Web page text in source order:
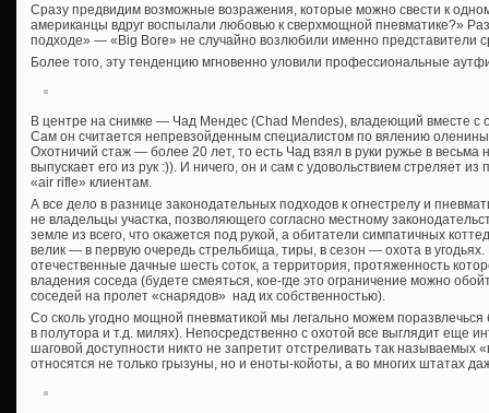
Сразу предвидим возможные возражения, которые можно свести к
американцы вдруг воспылали любовью к сверхмощной пневматике?»
подходе» — «Big Bore» не случайно возлюбили именно представители
Более того, эту тенденцию мгновенно уловили профессиональные
В центре на снимке — Чад Мендес (Chad Mendes), владеющий вместе с
Сам он считается непревзойденным специалистом по вялению
Охотничий стаж — более 20 лет, то есть Чад взял в руки ружье в
выпускает его из рук :)). И ничего, он и сам с удовольствием стреляет
«air rifle» клиентам.
А все дело в разнице законодательных подходов к огнестрелу и
не владельцы участка, позволяющего согласно местному
земле из всего, что окажется под рукой, а обитатели симпатичных
велик — в первую очередь стрельбища, тиры, в сезон — охота в
отечественные дачные шесть соток, а территория, протяженность
владения соседа (будете смеяться, кое-где это ограничение можно
соседей на пролет «снарядов» над их собственностью).
Со сколь угодно мощной пневматикой мы легально можем поразвлечься
в полутора и т.д. милях). Непосредственно с охотой все выглядит еще
шаговой доступности никто не запретит отстреливать так называемых
относятся не только грызуны, но и еноты-койоты, а во многих штатах